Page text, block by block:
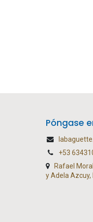
Póngase
+53
Rafael
y Adela Azcuy,